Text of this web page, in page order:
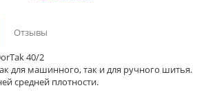
Отзывы
40/2
для машинного, так и для ручного шитья.
средней плотности.